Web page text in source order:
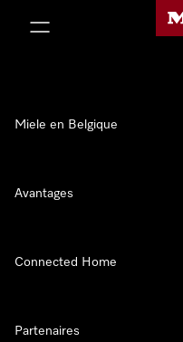
Miele en Belgique
Avantages
Connected Home
Partenaires